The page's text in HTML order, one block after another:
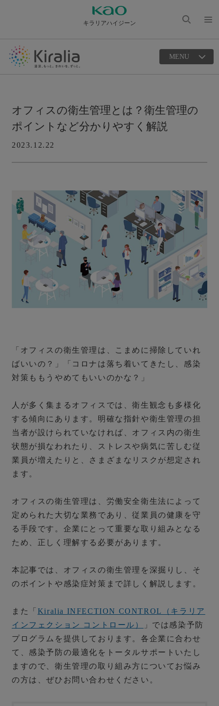
キラリアハイジーン
ュー
を開
く
MENU
オフィスの衛生管理とは？衛生管理の
ポイントなど分かりやすく解説
2023.12.22
「オフィスの衛生管理は、こまめに掃除していれ
ばいいの？」「コロナは落ち着いてきたし、感染
対策ももうやめてもいいのかな？」
人が多く集まるオフィスでは、衛生観念も多様化
する傾向にあります。明確な指針や衛生管理の担
当者が設けられていなければ、オフィス内の衛生
状態が損なわれたり、ストレスや病気に苦しむ従
業員が増えたりと、さまざまなリスクが想定され
ます。
オフィスの衛生管理は、労働安全衛生法によって
定められた大切な業務であり、従業員の健康を守
る手段です。企業にとって重要な取り組みとなる
ため、正しく理解する必要があります。
本記事では、オフィスの衛生管理を深掘りし、そ
のポイントや感染症対策まで詳しく解説します。
また「 Kiralia INFECTION CONTROL（キラリア
インフェクション コントロール）
」では感染予防
プログラムを提供しております。各企業に合わせ
て、感染予防の最適化をトータルサポートいたし
ますので、衛生管理の取り組み方についてお悩み
の方は、ぜひお問い合わせください。